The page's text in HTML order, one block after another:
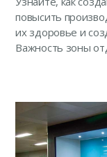
повысить
их здоровье и
Важность зоны